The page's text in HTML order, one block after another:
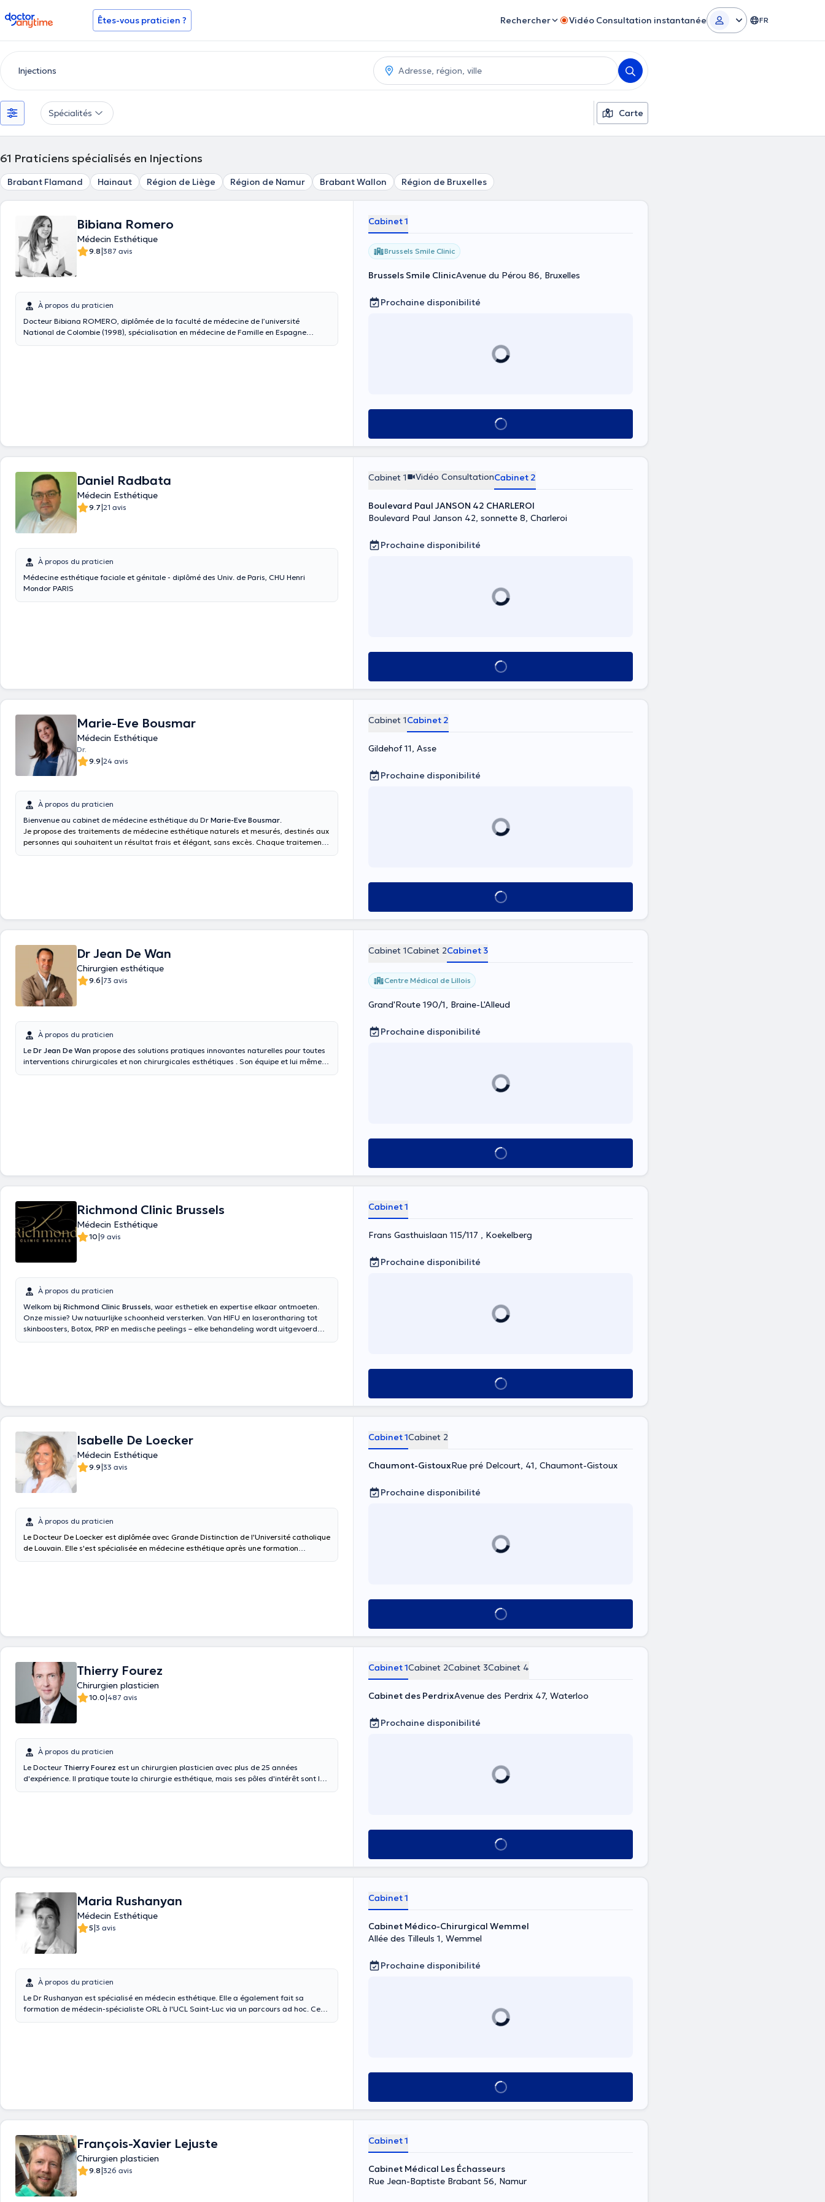
doctoranytime Êtes-vous praticien ? Rechercher Vidéo Consultation instantanée FR
Spécialités Carte
61 Praticiens spécialisés en Injections
Brabant Flamand Hainaut Région de Liège Région de Namur Brabant Wallon Région de Bruxelles
Bibiana Romero
Médecin Esthétique
9.8|387 avis
À propos du praticien
Docteur Bibiana ROMERO, diplômée de la faculté de médecine de l’université
National de Colombie (1998), spécialisation en médecine de Famille en Espagne
Cabinet 1
Brussels Smile Clinic
Brussels Smile ClinicAvenue du Pérou 86, Bruxelles
Prochaine disponibilité
Voir tout
Daniel Radbata
Médecin Esthétique
9.7|21 avis
À propos du praticien
Médecine esthétique faciale et génitale - diplômé des Univ. de Paris, CHU Henri
Mondor PARIS
Cabinet 1 Vidéo ConsultationCabinet 2
Boulevard Paul JANSON 42 CHARLEROI
Boulevard Paul Janson 42, sonnette 8, Charleroi
Prochaine disponibilité
Voir tout
Marie-Eve Bousmar
Médecin Esthétique
Dr.
9.9|24 avis
À propos du praticien
Bienvenue au cabinet de médecine esthétique du Dr Marie-Eve Bousmar.
Je propose des traitements de médecine esthétique naturels et mesurés, destinés aux
personnes qui souhaitent un résultat frais et élégant, sans excès. Chaque traitement
Cabinet 1Cabinet 2
Gildehof 11, Asse
Prochaine disponibilité
Voir tout
Dr Jean De Wan
Chirurgien esthétique
9.6|73 avis
À propos du praticien
Le Dr Jean De Wan propose des solutions pratiques innovantes naturelles pour toutes
interventions chirurgicales et non chirurgicales esthétiques . Son équipe et lui même
Cabinet 1Cabinet 2Cabinet 3
Centre Médical de Lillois
Grand'Route 190/1, Braine-L'Alleud
Prochaine disponibilité
Voir tout
Richmond Clinic Brussels
Médecin Esthétique
10|9 avis
À propos du praticien
Welkom bij Richmond Clinic Brussels, waar esthetiek en expertise elkaar ontmoeten.
Onze missie? Uw natuurlijke schoonheid versterken. Van HIFU en laserontharing tot
skinboosters, Botox, PRP en medische peelings – elke behandeling wordt uitgevoerd
Cabinet 1
Frans Gasthuislaan 115/117 , Koekelberg
Prochaine disponibilité
Voir tout
Isabelle De Loecker
Médecin Esthétique
9.9|33 avis
À propos du praticien
Le Docteur De Loecker est diplômée avec Grande Distinction de l'Université catholique
de Louvain. Elle s'est spécialisée en médecine esthétique après une formation
Cabinet 1Cabinet 2
Chaumont-GistouxRue pré Delcourt, 41, Chaumont-Gistoux
Prochaine disponibilité
Voir tout
Thierry Fourez
Chirurgien plasticien
10.0|487 avis
À propos du praticien
Le Docteur Thierry Fourez est un chirurgien plasticien avec plus de 25 années
d'expérience. Il pratique toute la chirurgie esthétique, mais ses pôles d'intérêt sont la
Cabinet 1Cabinet 2Cabinet 3Cabinet 4
Cabinet des PerdrixAvenue des Perdrix 47, Waterloo
Prochaine disponibilité
Voir tout
Maria Rushanyan
Médecin Esthétique
5|3 avis
À propos du praticien
Le Dr Rushanyan est spécialisé en médecin esthétique. Elle a également fait sa
formation de médecin-spécialiste ORL à l'UCL Saint-Luc via un parcours ad hoc. Ce
Rushanyan est trilingue français/arménien/russe et maîtrise également le
néerlandais et l'anglais. N'hésitez pas à prendre rendez-vous en ligne avec elle au Kio
Cabinet 1
Cabinet Médico-Chirurgical Wemmel
Allée des Tilleuls 1, Wemmel
Prochaine disponibilité
Voir tout
François-Xavier Lejuste
Chirurgien plasticien
9.8|326 avis
Cabinet 1
Cabinet Médical Les Échasseurs
Rue Jean-Baptiste Brabant 56, Namur